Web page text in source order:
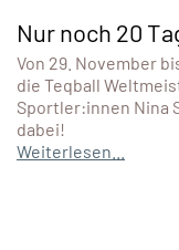
Nur noch 20
Von 29. November
die Teqball
Sportler:innen Nina
dabei!
Weiterlesen...